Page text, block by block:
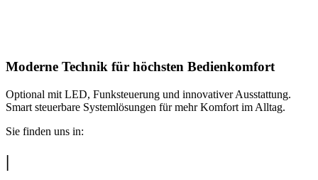
Moderne Technik für höchsten Bedienkomfort
Optional mit LED, Funksteuerung und innovativer Ausstattung.
Smart steuerbare Systemlösungen für mehr Komfort im Alltag.
Sie finden uns in:
|